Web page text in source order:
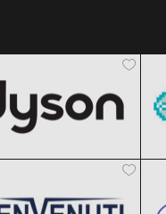
Clic și Vezi Ofertele!